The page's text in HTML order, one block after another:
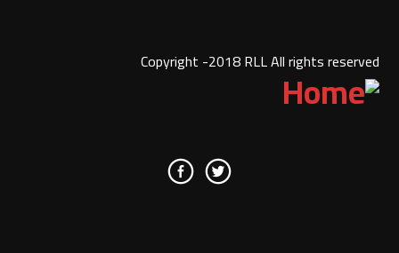
Copyright -2018 RLL All rights reserved